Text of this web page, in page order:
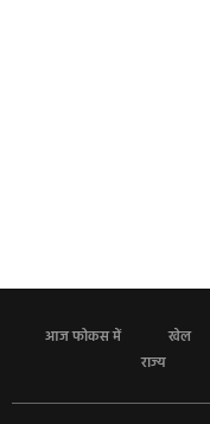
आज फोकस में खेल
राज्य